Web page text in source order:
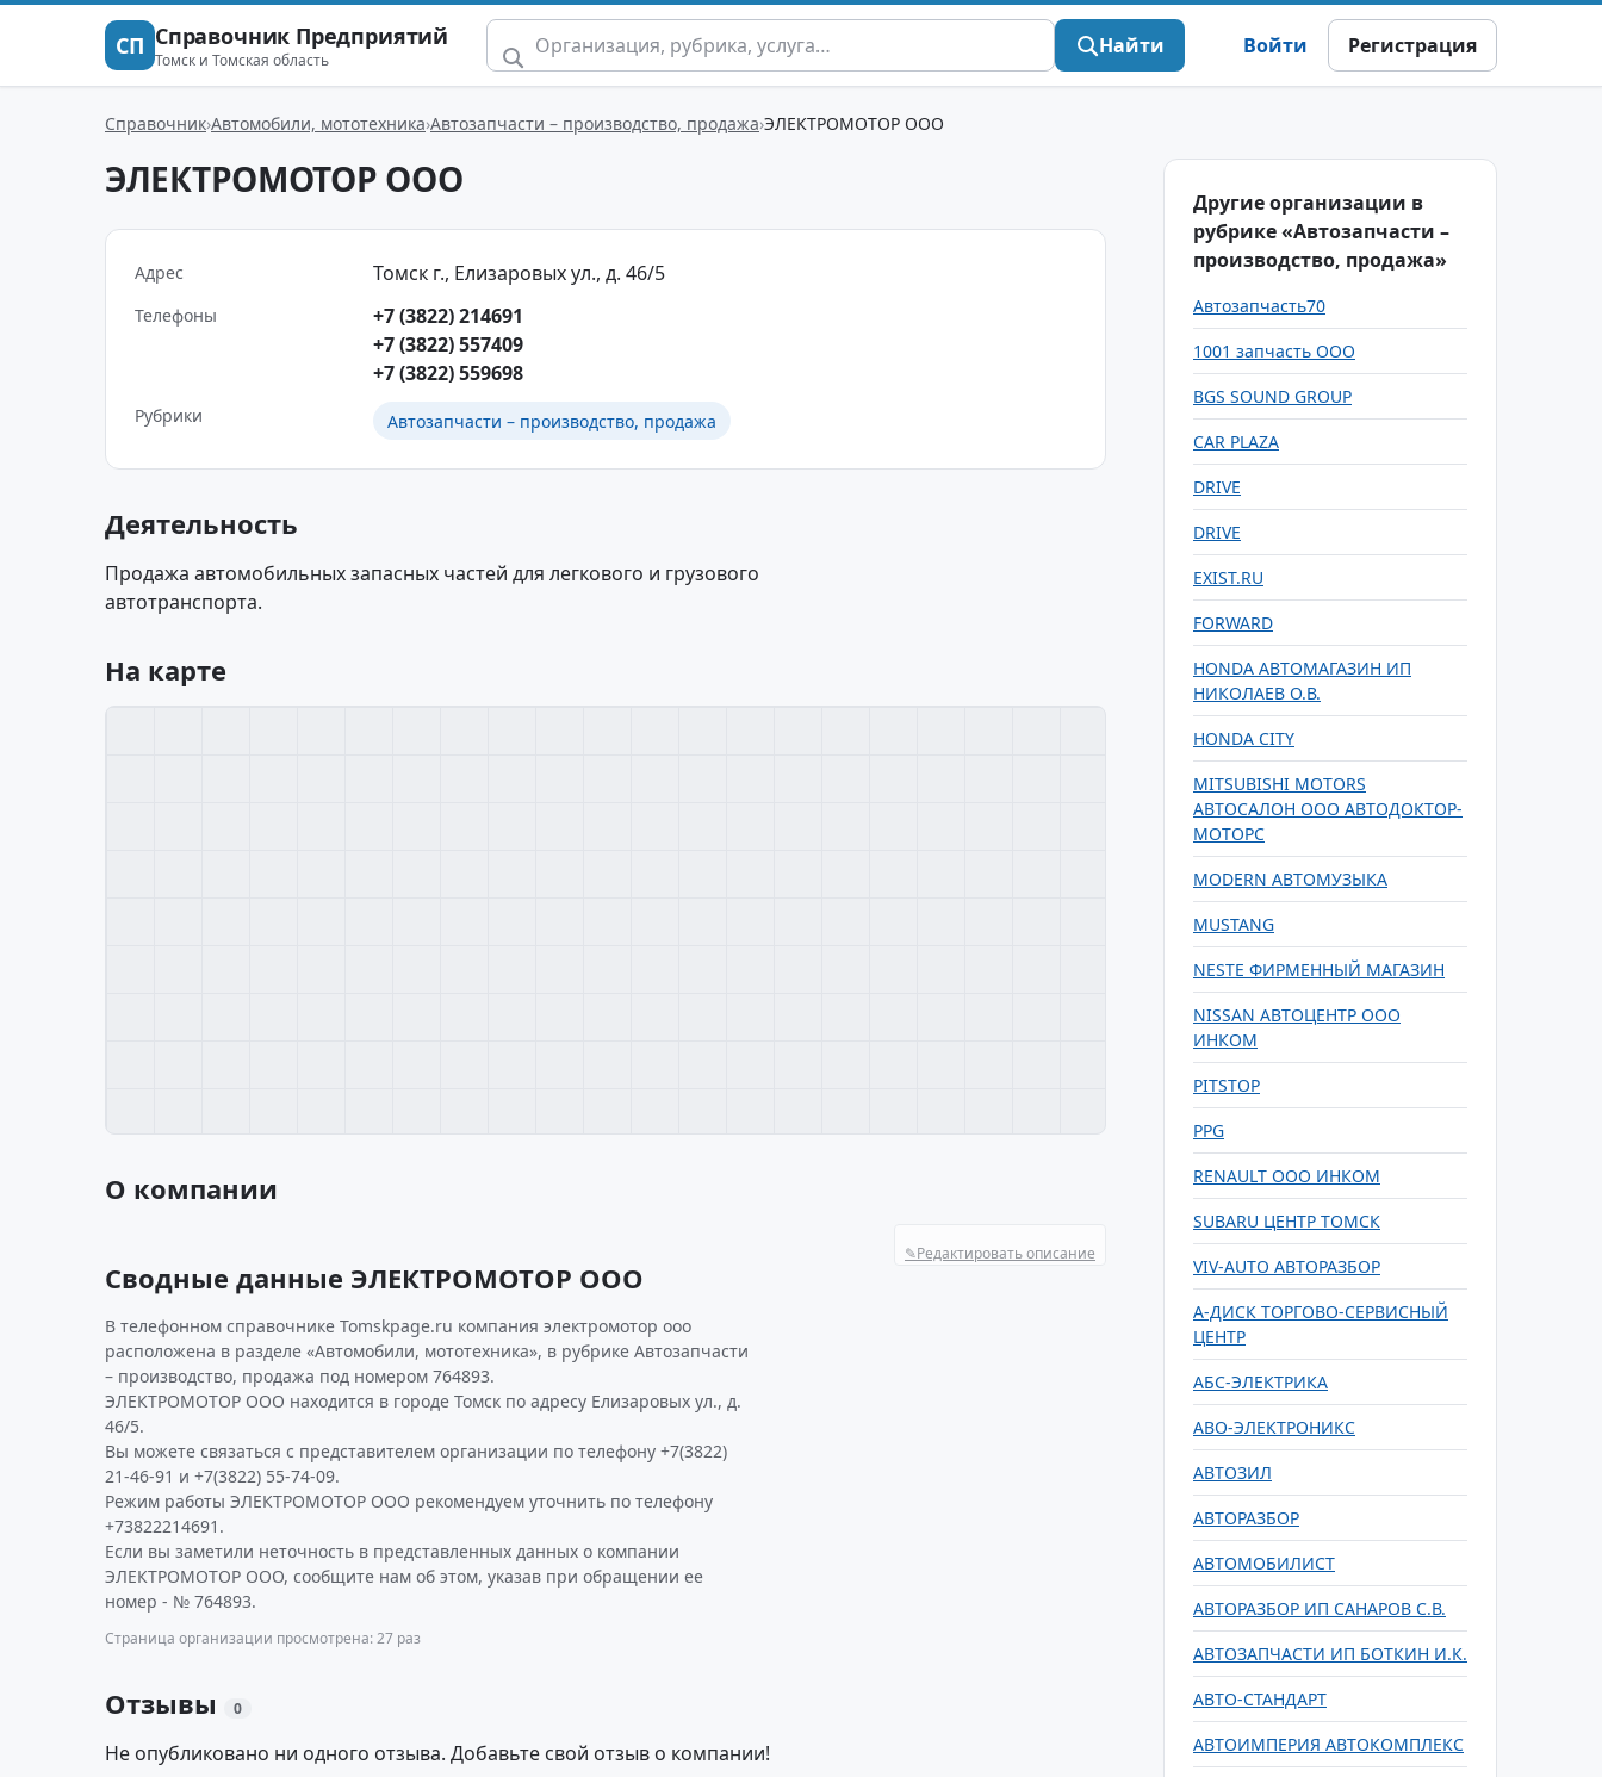
СП Справочник Предприятий
Томск и Томская область
Найти Войти Регистрация
Справочник Автомобили, мототехника Автозапчасти – производство, продажа ЭЛЕКТРОМОТОР ООО
ЭЛЕКТРОМОТОР ООО
Адрес Томск г., Елизаровых ул., д. 46/5
Телефоны
+7 (3822) 214691
+7 (3822) 557409
+7 (3822) 559698
Рубрики Автозапчасти – производство, продажа
Деятельность
Продажа автомобильных запасных частей для легкового и грузового
автотранспорта.
На карте
О компании
✎Редактировать описание
Сводные данные ЭЛЕКТРОМОТОР ООО
В телефонном справочнике Tomskpage.ru компания электромотор ооо
расположена в разделе «Автомобили, мототехника», в рубрике Автозапчасти
– производство, продажа под номером 764893.
ЭЛЕКТРОМОТОР ООО находится в городе Томск по адресу Елизаровых ул., д.
46/5.
Вы можете связаться с представителем организации по телефону +7(3822)
21-46-91 и +7(3822) 55-74-09.
Режим работы ЭЛЕКТРОМОТОР ООО рекомендуем уточнить по телефону
+73822214691.
Если вы заметили неточность в представленных данных о компании
ЭЛЕКТРОМОТОР ООО, сообщите нам об этом, указав при обращении ее
номер - № 764893.
Страница организации просмотрена: 27 раз
Отзывы 0
Не опубликовано ни одного отзыва. Добавьте свой отзыв о компании!
Другие организации в
рубрике «Автозапчасти –
производство, продажа»
Автозапчасть70
1001 запчасть ООО
BGS SOUND GROUP
CAR PLAZA
DRIVE
DRIVE
EXIST.RU
FORWARD
HONDA АВТОМАГАЗИН ИП
НИКОЛАЕВ О.В.
HONDA CITY
MITSUBISHI MOTORS
АВТОСАЛОН ООО АВТОДОКТОР-
МОТОРС
MODERN АВТОМУЗЫКА
MUSTANG
NESTE ФИРМЕННЫЙ МАГАЗИН
NISSAN АВТОЦЕНТР ООО
ИНКОМ
PITSTOP
PPG
RENAULT ООО ИНКОМ
SUBARU ЦЕНТР ТОМСК
VIV-AUTO АВТОРАЗБОР
А-ДИСК ТОРГОВО-СЕРВИСНЫЙ
ЦЕНТР
АБС-ЭЛЕКТРИКА
АВО-ЭЛЕКТРОНИКС
АВТОЗИЛ
АВТОРАЗБОР
АВТОМОБИЛИСТ
АВТОРАЗБОР ИП САНАРОВ С.В.
АВТОЗАПЧАСТИ ИП БОТКИН И.К.
АВТО-СТАНДАРТ
АВТОИМПЕРИЯ АВТОКОМПЛЕКС